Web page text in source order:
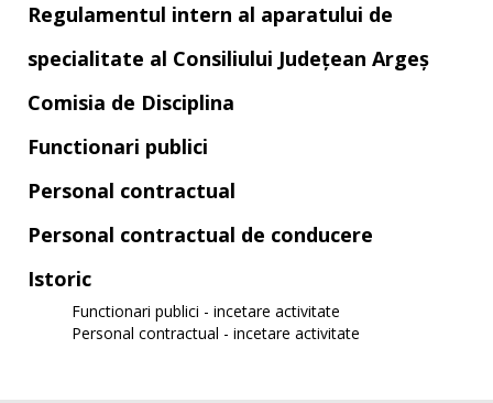
Regulamentul intern al aparatului de
specialitate al Consiliului Județean Argeș
Comisia de Disciplina
Functionari publici
Personal contractual
Personal contractual de conducere
Istoric
Functionari publici - incetare activitate
Personal contractual - incetare activitate